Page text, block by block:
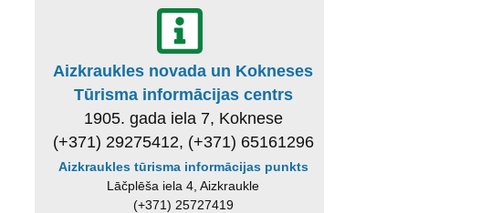
Aizkraukles novada un Kokneses
Tūrisma informācijas centrs
1905. gada iela 7, Koknese
(+371) 29275412, (+371) 65161296
Aizkraukles tūrisma informācijas punkts
Lāčplēša iela 4, Aizkraukle
(+371) 25727419